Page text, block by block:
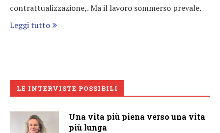
contrattualizzazione,. Ma il lavoro sommerso prevale.
Leggi tutto
LE INTERVISTE POSSIBILI
Una vita più piena verso una vita
più lunga